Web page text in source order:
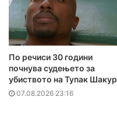
По речиси 30 години
почнува судењето за
убиството на Тупак Шакур
07.08.2026 23:16